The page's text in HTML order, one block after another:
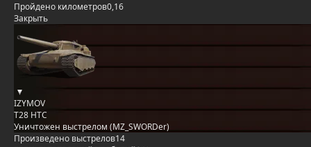
Пройдено километров0,16
Закрыть
IZYMOV
T28 HTC
Уничтожен выстрелом (MZ_SWORDer)
Произведено выстрелов14